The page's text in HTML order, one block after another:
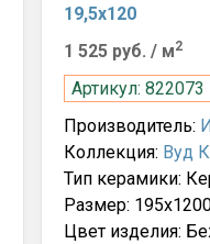
19,5х120
1 525 руб. / м2
Артикул: 822073
Производитель:
Коллекция: Вуд
Тип керамики:
Размер:
Цвет изделия: